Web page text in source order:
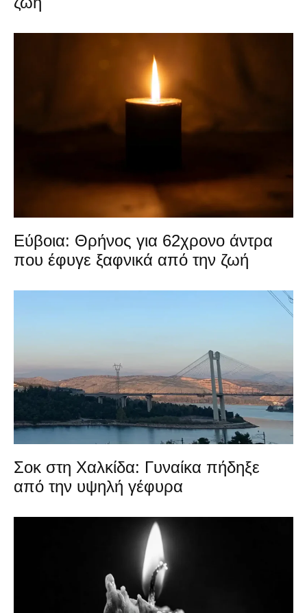
Εύβοια: Θρήνος για 62χρονο άντρα
που έφυγε ξαφνικά από την ζωή
Σοκ στη Χαλκίδα: Γυναίκα πήδηξε
από την υψηλή γέφυρα